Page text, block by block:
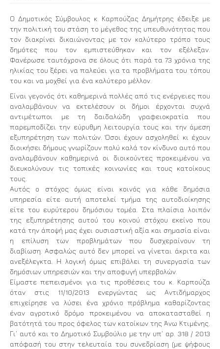
Ο Δημοτικός Σύμβουλος κ. Καρπούζας Δημήτρης έδειξε με
την πολιτική του στάση το μέγεθος της υπευθυνότητας που
τον διακρίνει δικαιώνοντας με τον καλύτερο τρόπο τους
δημότες που τον εμπιστεύθηκαν και τον εξέλεξαν.
Φανέρωσε ταυτόχρονα σε όλους ότι παρά τα 73 χρόνια της
ηλικίας του ξέρει να παλεύει για τα προβλήματα του τόπου
του και να μοχθεί για ένα καλύτερο μέλλον.
Είναι γεγονός ότι καθημερινά πολλές από τις ενέργειες που
αναλαμβάνουν να εκτελέσουν οι δήμοι έρχονται συχνά
αντιμέτωποι με τη δαιδαλώδη γραφειοκρατία που
παρεμποδίζει την εύρυθμη λειτουργία τους και την άμεση
εξυπηρέτηση των πολιτών. Όσοι έχουν ασχοληθεί κι έχουν
διοικήσει δήμους γνωρίζουν πολύ καλά τον κίνδυνο αυτό που
αναλαμβάνουν καθημερινά οι διοικούντες προκειμένου να
διευκολύνουν τις τοπικές κοινωνίες και τους κατοίκους
τους.
Αυτός ο στόχος όμως είναι κοινός για κάθε δημόσια
υπηρεσία είτε αυτή αποτελεί τμήμα της αυτοδιοίκησης
είτε του ευρύτερου δημόσιου τομέα. Στα πλαίσια λοιπόν
της εξυπηρέτησης αυτού του κοινού στόχου εκείνο που
κατά την άποψή μας έχει ουσιαστική αξία και σημασία είναι
η επίλυση των προβλημάτων που δυσχεραίνουν τη
διαβίωση. Ασφαλώς αυτό δεν μπορεί να γίνεται άκριτα και
ανεξέλεγκτα. Η λογική όμως επιβάλει τη συνεργασία των
δημόσιων υπηρεσιών και την αποφυγή υπερβολών.
Είμαστε πεπεισμένοι για τις προθέσεις του κ. Καρπούζα
όταν στις 11/10/2013 ενεργώντας ως Αντιδήμαρχος
επιχείρησε να λύσει ένα χρόνιο πρόβλημα καθαρίζοντας
έναν αγροτικό δρόμο προκειμένου να αποκατασταθεί η
βατότητά του προς όφελος των κατοίκων της Άνω Κτιμένης.
Γι’ αυτό και το Δημοτικό Συμβούλιο με την υπ’ αρ. 318 / 2013
απόφασή του στην τελευταία του συνεδρίαση (με ψήφους